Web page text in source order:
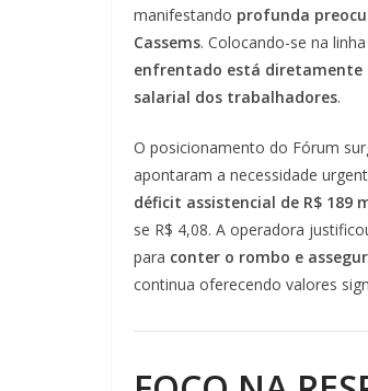
manifestando profunda
Cassems. Colocando-se na
enfrentado está diretamente
salarial dos trabalhadores.
O posicionamento do Fórum
apontaram a necessidade
déficit assistencial de R$ 189
se R$ 4,08. A operadora
para conter o rombo e
continua oferecendo valores